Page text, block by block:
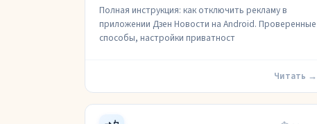
Полная инструкция: как отключить рекламу в
приложении Дзен Новости на Android. Проверенные
способы, настройки приватност
Читать →